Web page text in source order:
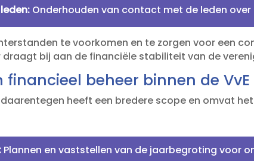
Onderhouden van contact met de leden
te voorkomen en te zorgen voor een
bij aan de financiële stabiliteit van de
financieel beheer binnen de VvE
heeft een bredere scope en omvat
Plannen en vaststellen van de jaarbegroting voor